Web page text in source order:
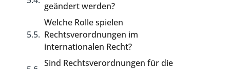
geändert werden?
Welche Rolle spielen
Rechtsverordnungen im
internationalen Recht?
Sind Rechtsverordnungen für die